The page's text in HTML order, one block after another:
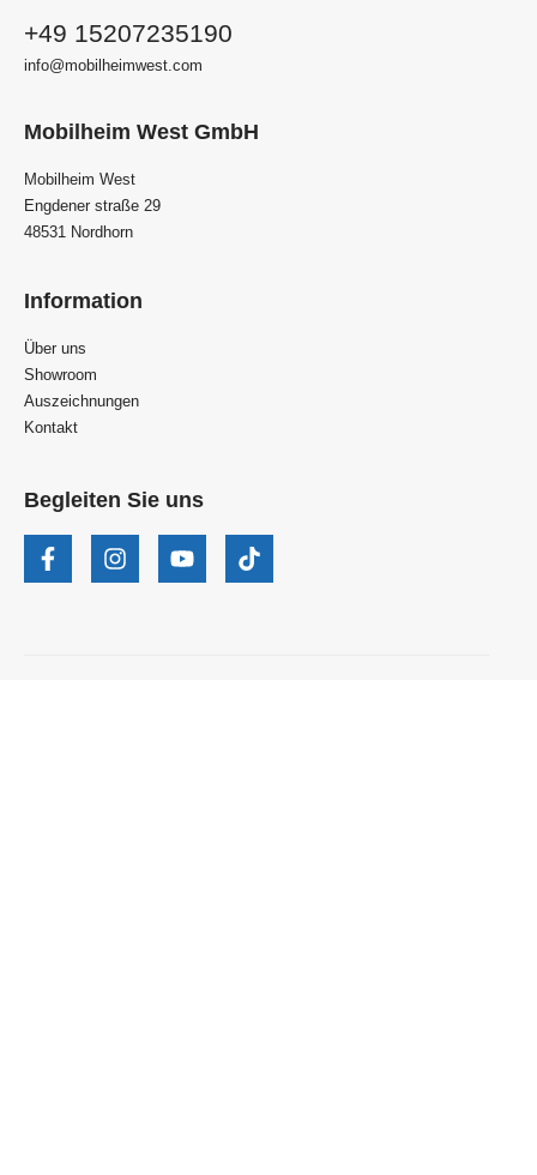
+49 15207235190
info@mobilheimwest.com
Mobilheim West GmbH
Mobilheim West
Engdener straße 29
48531 Nordhorn
Information
Über uns
Showroom
Auszeichnungen
Kontakt
Begleiten Sie uns